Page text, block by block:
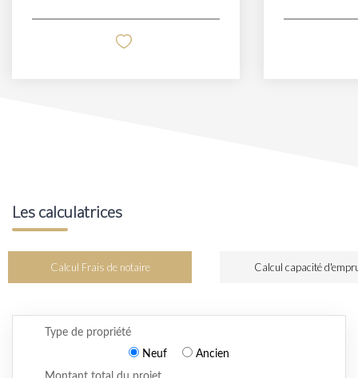
Les calculatrices
Calcul Frais de notaire Calcul capacité